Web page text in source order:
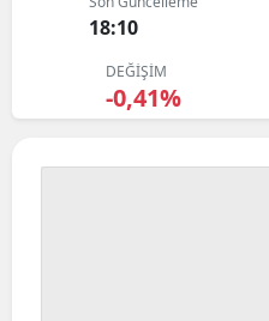
18:10
DEĞİŞİM
-0,41%